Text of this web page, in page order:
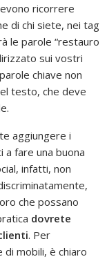
ricorrere
di chi siete, nei tag
le parole “restauro
sui vostri
chiave non
testo, che deve
aggiungere i
fare una buona
infatti, non
che possano
dovrete
. Per
di mobili, è chiaro